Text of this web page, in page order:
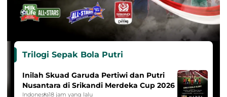
Trilogi Sepak Bola Putri
Inilah Skuad Garuda Pertiwi dan Putri
Nusantara di Srikandi Merdeka Cup 2026
Indonesia18 jam yang lalu